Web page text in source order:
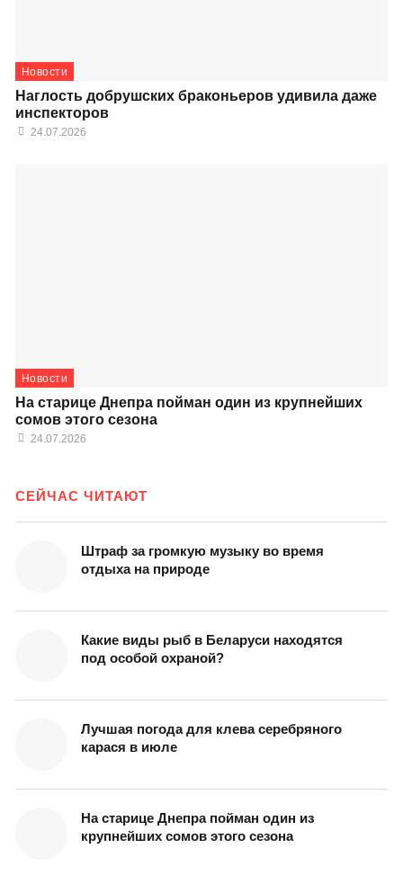
Новости
Наглость добрушских браконьеров удивила даже
инспекторов
24.07.2026
Новости
На старице Днепра пойман один из крупнейших
сомов этого сезона
24.07.2026
СЕЙЧАС ЧИТАЮТ
Штраф за громкую музыку во время
отдыха на природе
Какие виды рыб в Беларуси находятся
под особой охраной?
Лучшая погода для клева серебряного
карася в июле
На старице Днепра пойман один из
крупнейших сомов этого сезона